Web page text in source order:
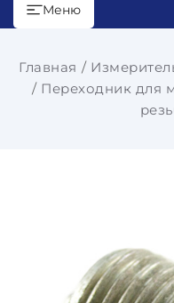
Меню
Главная
Переходник для